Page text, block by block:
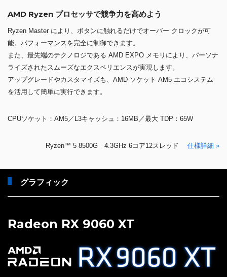
AMD Ryzen プロセッサで競争力を高めよう
Ryzen Master により、ボタンに触れるだけでオーバー クロックが可
能。パフォーマンスを完全に制御できます。
また、最先端のテクノロジである AMD EXPO メモリにより、パーソナ
ライズされたスムーズなエクスペリエンスが実現します。
アップグレードやカスタマイズも、AMD ソケット AM5 エコシステム
を活用して簡単に実行できます。
CPUソケット：AM5／L3キャッシュ：16MB／最大 TDP：65W
Ryzen™ 5 8500G 4.3GHz 6コア12スレッド 仕様詳細 »
グラフィック
Radeon RX 9060 XT